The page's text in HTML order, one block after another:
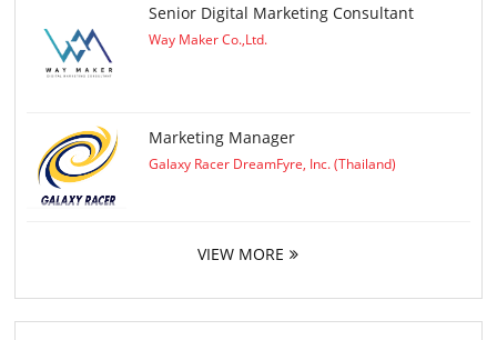
Senior Digital Marketing Consultant
Way Maker Co.,Ltd.
Marketing Manager
Galaxy Racer DreamFyre, Inc. (Thailand)
VIEW MORE